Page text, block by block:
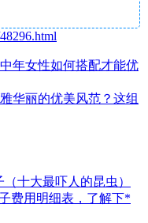
年女性如何搭配才能优
华丽的优美风范？这组
十大最吓人的昆虫）
费用明细表，了解下*